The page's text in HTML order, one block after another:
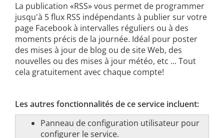
La publication «RSS» vous permet de programmer
jusqu'à 5 flux RSS indépendants à publier sur votre
page Facebook à intervalles réguliers ou à des
moments précis de la journée. Idéal pour poster
des mises à jour de blog ou de site Web, des
nouvelles ou des mises à jour météo, etc ... Tout
cela gratuitement avec chaque compte!
Les autres fonctionnalités de ce service incluent:
Panneau de configuration utilisateur pour
configurer le service.